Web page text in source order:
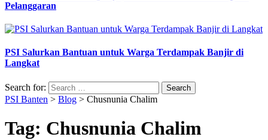
Pelanggaran
PSI Salurkan Bantuan untuk Warga Terdampak Banjir di
Langkat
Search for:
PSI Banten > Blog > Chusnunia Chalim
Tag: Chusnunia Chalim